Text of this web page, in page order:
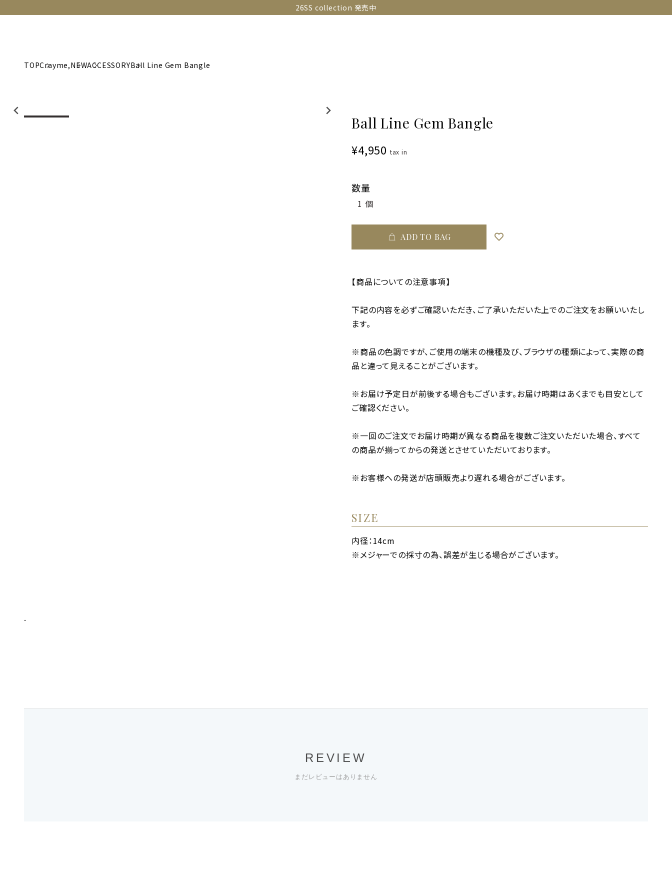
26SS collection 発売中
TOPCrayme,NEWACCESSORYBall Line Gem Bangle
Ball Line Gem Bangle
¥4,950 tax in
数量
ADD TO BAG
【商品についての注意事項】
下記の内容を必ずご確認いただき、ご了承いただいた上でのご注文をお願いいたし
ます。
※商品の色調ですが、ご使用の端末の機種及び、ブラウザの種類によって、実際の商
品と違って見えることがございます。
※お届け予定日が前後する場合もございます。お届け時期はあくまでも目安として
ご確認ください。
※一回のご注文でお届け時期が異なる商品を複数ご注文いただいた場合、すべて
の商品が揃ってからの発送とさせていただいております。
※お客様への発送が店頭販売より遅れる場合がございます。
SIZE
内径：14cm
※メジャーでの採寸の為、誤差が生じる場合がございます。
.
REVIEW
まだレビューはありません